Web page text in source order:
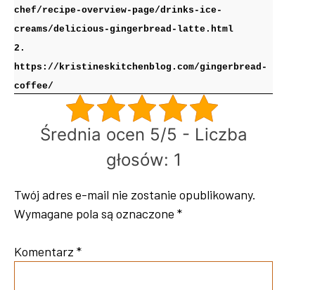
chef/recipe-overview-page/drinks-ice-
creams/delicious-gingerbread-latte.html
2.
https://kristineskitchenblog.com/gingerbread-
coffee/
Średnia ocen 5/5 - Liczba
głosów: 1
Twój adres e-mail nie zostanie opublikowany.
Wymagane pola są oznaczone *
Komentarz *